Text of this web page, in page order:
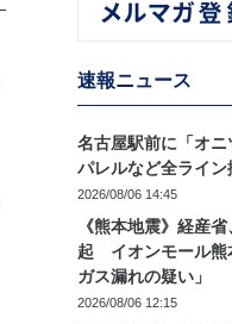
速報ニュース
名古屋駅前に「オ
パレルなど全ライン
2026/08/06 14:45
《熊本地震》経産
起 イオンモール熊
ガス漏れの疑い」
2026/08/06 12:15